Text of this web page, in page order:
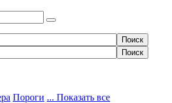
Пороги ... Показать все